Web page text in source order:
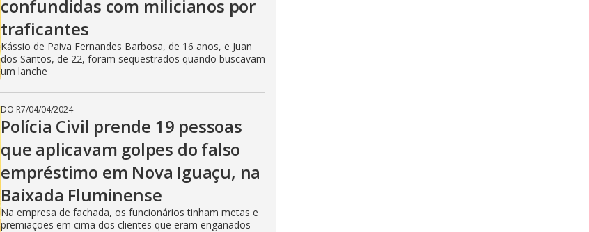
confundidas com milicianos por
traficantes
Kássio de Paiva Fernandes Barbosa, de 16 anos, e Juan
dos Santos, de 22, foram sequestrados quando buscavam
um lanche
DO R7/04/04/2024
Polícia Civil prende 19 pessoas
que aplicavam golpes do falso
empréstimo em Nova Iguaçu, na
Baixada Fluminense
Na empresa de fachada, os funcionários tinham metas e
premiações em cima dos clientes que eram enganados